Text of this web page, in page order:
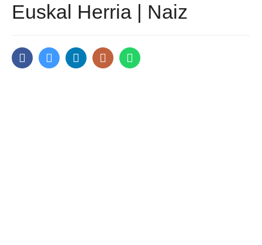
Euskal Herria | Naiz